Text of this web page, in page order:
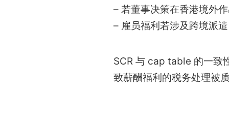
– 若董事决策在香港境外
– 雇员福利若涉及跨境派
SCR 与 cap table 的一致
致薪酬福利的税务处理被